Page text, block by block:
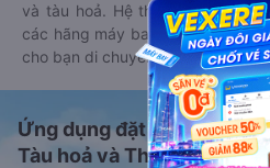
và tàu hoả. Hệ thống của
các hãng máy bay, xe khách và
cho bạn di chuyển.
Ứng dụng đặt vé Xe
Tàu hoả và Thuê xe